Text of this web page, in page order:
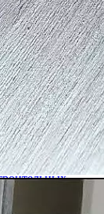
недостатки?
явными и для
и
явные
видео?
анализ
в...
к застройщику